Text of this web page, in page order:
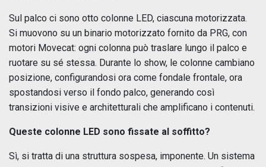
Sul palco ci sono otto colonne LED, ciascuna motorizzata.
Si muovono su un binario motorizzato fornito da PRG, con
motori Movecat: ogni colonna può traslare lungo il palco e
ruotare su sé stessa. Durante lo show, le colonne cambiano
posizione, configurandosi ora come fondale frontale, ora
spostandosi verso il fondo palco, generando così
transizioni visive e architetturali che amplificano i contenuti.
Queste colonne LED sono fissate al soffitto?
Sì, si tratta di una struttura sospesa, imponente. Un sistema